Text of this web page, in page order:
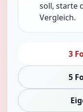
soll, starte
Vergleich.
3
5